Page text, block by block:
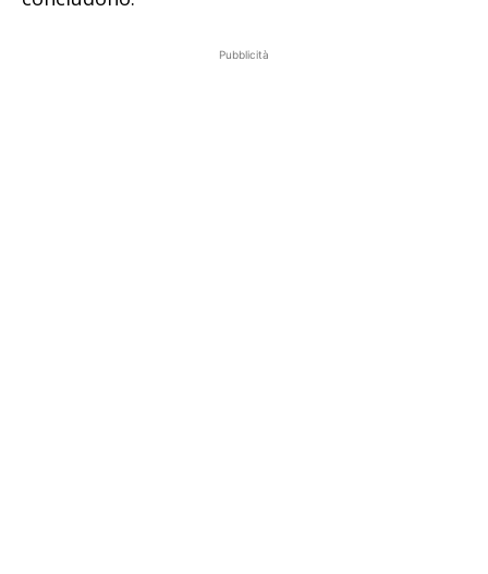
Pubblicità